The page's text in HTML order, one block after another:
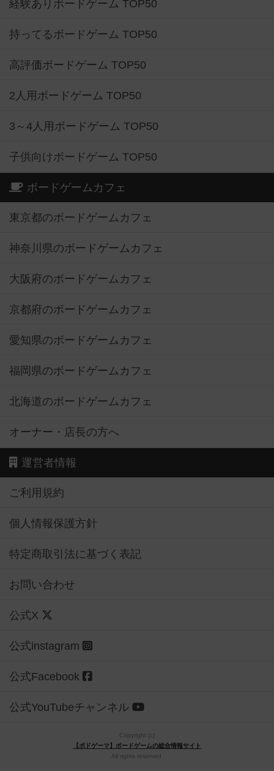
経験ありボードゲーム TOP50
持ってるボードゲーム TOP50
高評価ボードゲーム TOP50
2人用ボードゲーム TOP50
3～4人用ボードゲーム TOP50
子供向けボードゲーム TOP50
ボードゲームカフェ
東京都のボードゲームカフェ
神奈川県のボードゲームカフェ
大阪府のボードゲームカフェ
京都府のボードゲームカフェ
愛知県のボードゲームカフェ
福岡県のボードゲームカフェ
北海道のボードゲームカフェ
オーナー・店長の方へ
運営者情報
ご利用規約
個人情報保護方針
特定商取引法に基づく表記
お問い合わせ
公式X
公式instagram
公式Facebook
公式YouTubeチャンネル
Copyright (c)
【ボドゲーマ】ボードゲームの総合情報サイト
All rights reserved.